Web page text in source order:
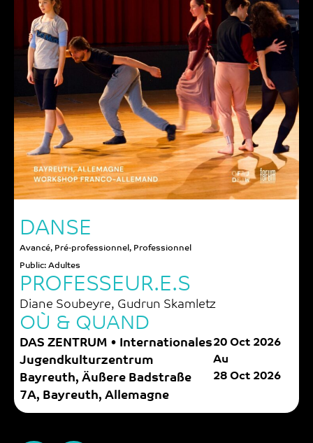
DANSE
Avancé, Pré-professionnel, Professionnel
Public:Adultes
PROFESSEUR.E.S
Diane Soubeyre, Gudrun Skamletz
OÙ & QUAND
DAS ZENTRUM • Internationales
Jugendkulturzentrum
Bayreuth, Äußere Badstraße
7A, Bayreuth, Allemagne
20 Oct 2026
Au
28 Oct 2026